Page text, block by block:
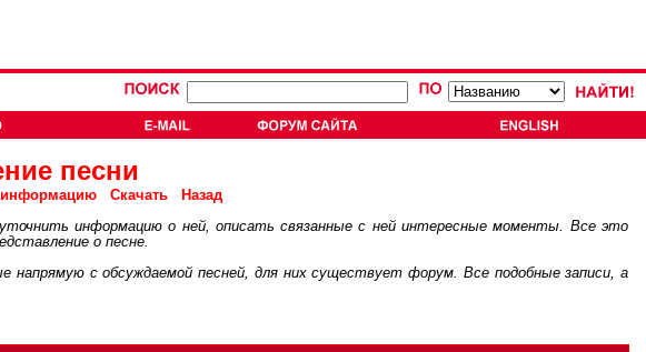
песни
информацию Скачать
Назад
информацию о ней, описать связанные с ней интересные моменты. Все это
о песне.
напрямую с обсуждаемой песней, для них существует форум. Все подобные записи, а